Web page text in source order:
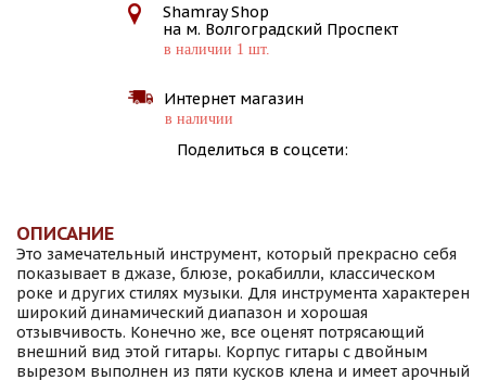
Shamray Shop
на м. Волгоградский Проспект
в наличии 1 шт.
Интернет магазин
в наличии
Поделиться в соцсети:
ОПИСАНИЕ
Это замечательный инструмент, который прекрасно себя
показывает в джазе, блюзе, рокабилли, классическом
роке и других стилях музыки. Для инструмента характерен
широкий динамический диапазон и хорошая
отзывчивость. Конечно же, все оценят потрясающий
внешний вид этой гитары. Корпус гитары с двойным
вырезом выполнен из пяти кусков клена и имеет арочный